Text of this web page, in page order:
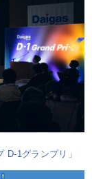
D-1グランプリ」